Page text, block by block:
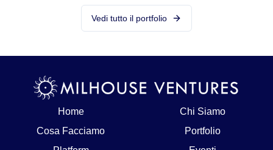
Vedi tutto il portfolio
Home
Chi Siamo
Cosa Facciamo
Portfolio